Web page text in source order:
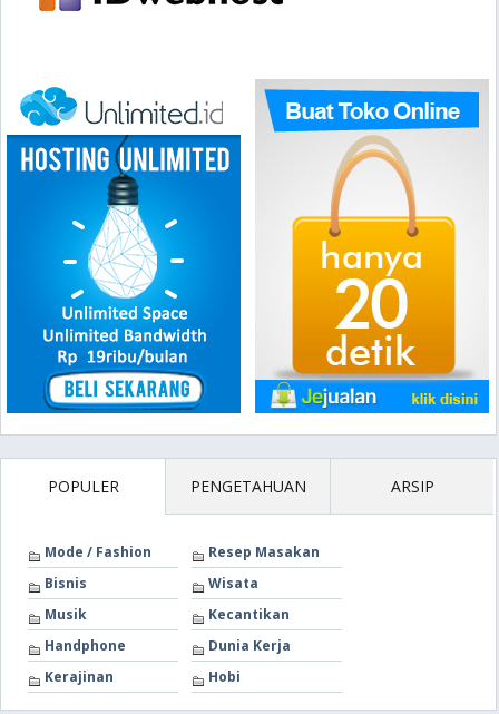
POPULER PENGETAHUAN ARSIP
Mode / Fashion
Resep Masakan
Bisnis
Wisata
Musik
Kecantikan
Handphone
Dunia Kerja
Kerajinan
Hobi